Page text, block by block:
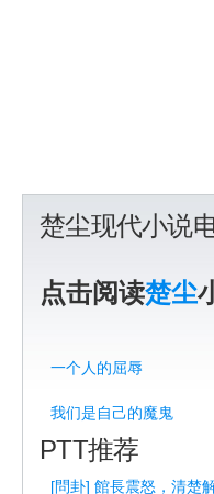
楚尘现代小说
点击阅读楚尘
一个人的屈辱
我们是自己的魔鬼
PTT推荐
[問卦] 館長震怒，清楚